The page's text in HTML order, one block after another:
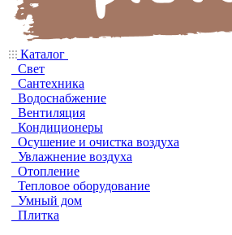
Каталог
Свет
Сантехника
Водоснабжение
Вентиляция
Кондиционеры
Осушение и очистка воздуха
Увлажнение воздуха
Отопление
Тепловое оборудование
Умный дом
Плитка